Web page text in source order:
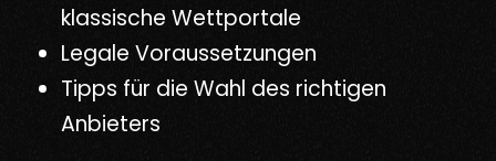
klassische Wettportale
Legale Voraussetzungen
Tipps für die Wahl des richtigen
Anbieters